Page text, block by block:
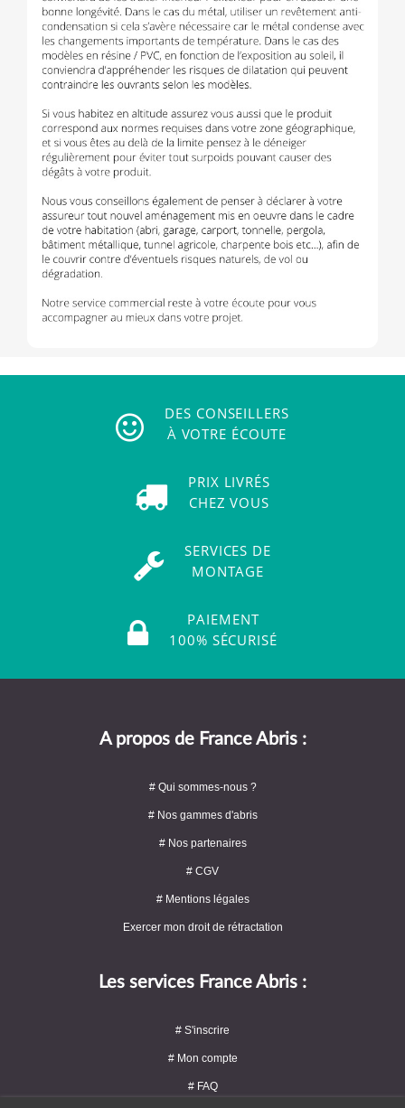
DES CONSEILLERS
À VOTRE ÉCOUTE
PRIX LIVRÉS
CHEZ VOUS
SERVICES DE
MONTAGE
PAIEMENT
100% SÉCURISÉ
A propos de France Abris :
# Qui sommes-nous ?
# Nos gammes d'abris
# Nos partenaires
# CGV
# Mentions légales
Exercer mon droit de rétractation
Les services France Abris :
# S'inscrire
# Mon compte
# FAQ